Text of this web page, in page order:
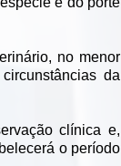
no menor
da
clínica e,
o período